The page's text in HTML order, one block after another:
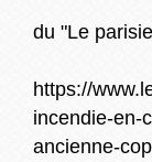
du "Le
https://
incendie-en-
ancienne-